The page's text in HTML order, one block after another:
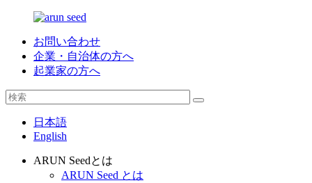
お問い合わせ
企業・自治体の方へ
起業家の方へ
日本語
English
ARUN Seedとは
ARUN Seed とは